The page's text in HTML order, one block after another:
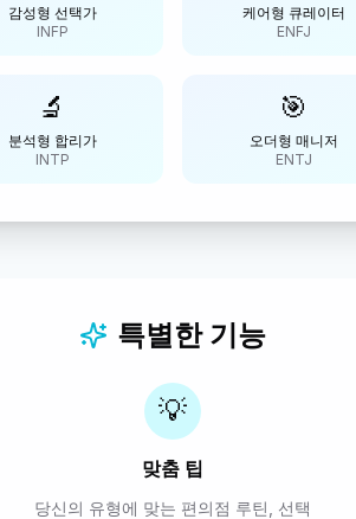
감성형 선택가
INFP
케어형 큐레이터
ENFJ
🔬
분석형 합리가
INTP
🎯
오더형 매니저
ENTJ
특별한 기능
💡
맞춤 팁
당신의 유형에 맞는 편의점 루틴, 선택